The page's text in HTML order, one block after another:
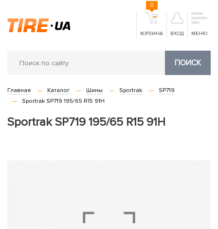
КОРЗИНА
0
ВХОД МЕНЮ
ПОИСК
Главная Каталог Шины Sportrak
SP719
Sportrak SP719 195/65 R15 91H
Sportrak SP719 195/65 R15 91H